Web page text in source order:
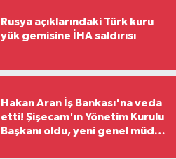
Rusya açıklarındaki Türk kuru
yük gemisine İHA saldırısı
Hakan Aran İş Bankası'na veda
etti! Şişecam'ın Yönetim Kurulu
Başkanı oldu, yeni genel müdür